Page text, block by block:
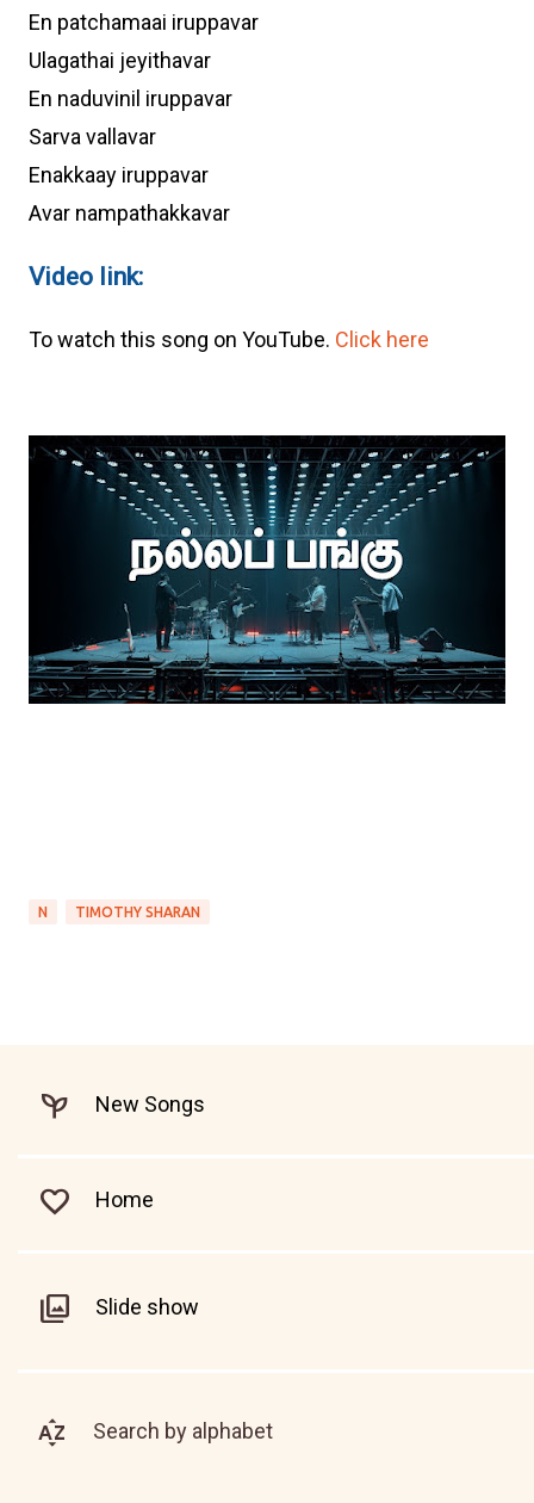
En patchamaai iruppavar
Ulagathai jeyithavar
En naduvinil iruppavar
Sarva vallavar
Enakkaay iruppavar
Avar nampathakkavar
Video link:
To watch this song on YouTube. Click here
N TIMOTHY SHARAN
New Songs
Home
Slide show
Search by alphabet